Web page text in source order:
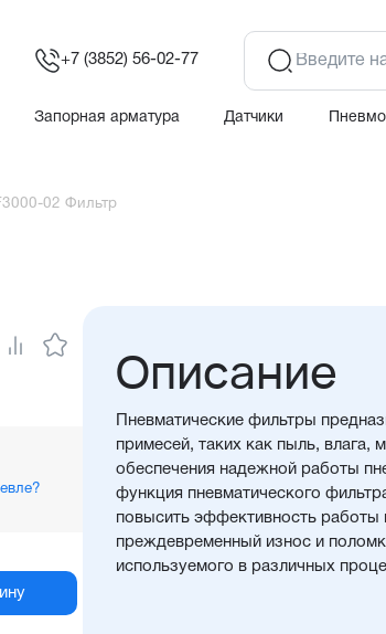
+7 (3852) 56-02-77
Запорная арматура Датчики
02 Фильтр
Описание
Пневматические фильтры
примесей, таких как пыль, влага,
обеспечения надежной работы
функция пневматического
повысить эффективность работы
преждевременный износ и
используемого в различных